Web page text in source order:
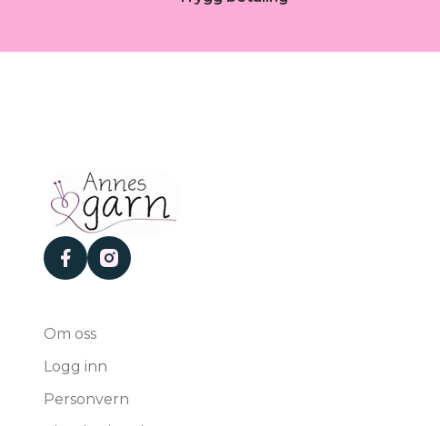
facebookinstagram
Om oss
Logg inn
Personvern